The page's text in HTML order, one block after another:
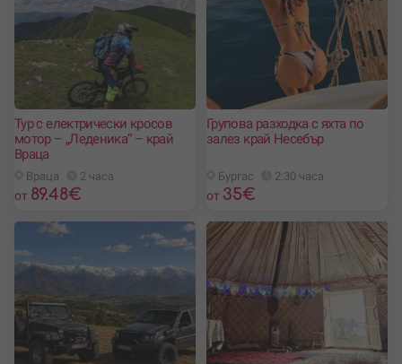
Тур с електрически кросов
мотор – „Леденика“ – край
Враца
Враца 2 часа
от 89.48€
Групова разходка с яхта по
залез край Несебър
Бургас 2:30 часа
от 35€